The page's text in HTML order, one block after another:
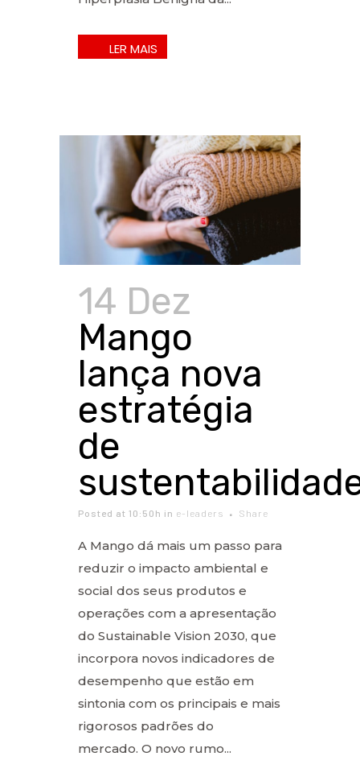
14 Dez
Mango
lança nova
estratégia
de
Posted at 10:50h in e-leaders Share
A Mango dá mais um passo para
reduzir o impacto ambiental e
social dos seus produtos e
operações com a apresentação
do Sustainable Vision 2030, que
incorpora novos indicadores de
desempenho que estão em
sintonia com os principais e mais
rigorosos padrões do
mercado. O novo rumo...